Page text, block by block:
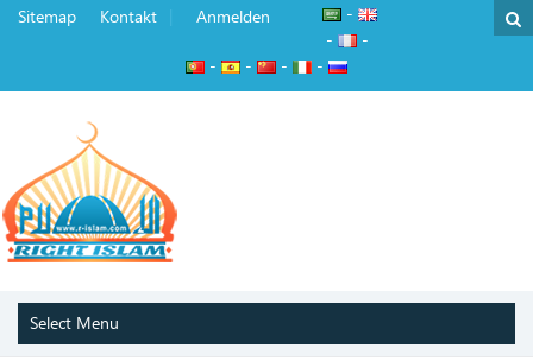
Sitemap Kontakt Anmelden
-
-
-
-
- - -